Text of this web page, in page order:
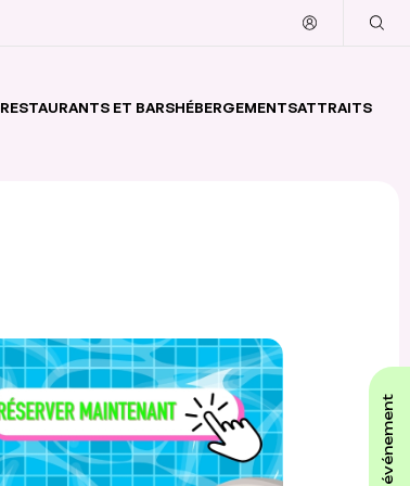
RESTAURANTS ET BARSHÉBERGEMENTSATTRAITS